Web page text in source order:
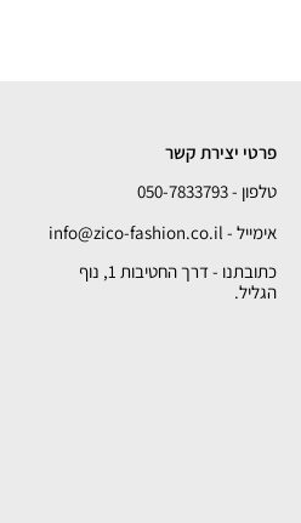
פרטי יצירת קשר
טלפון - 050-7833793
אימייל - info@zico-fashion.co.il
כתובתנו - דרך החטיבות 1, נוף
הגליל.